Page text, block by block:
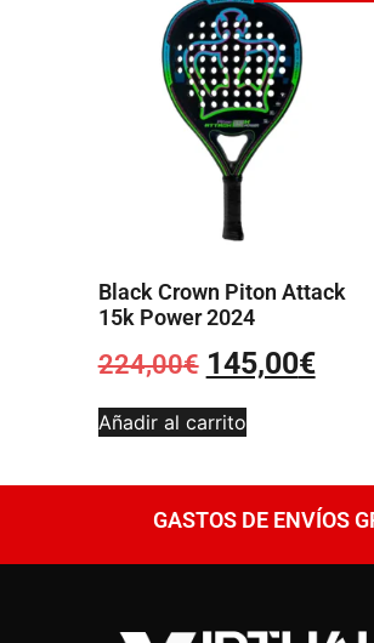
Black Crown Piton Attack
15k Power 2024
224,00€ 145,00€
Añadir al carrito
GASTOS DE ENVÍOS